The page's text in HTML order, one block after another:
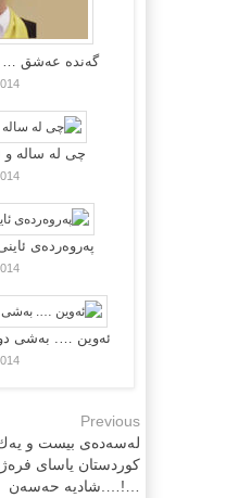
گه‌نده‌ عه‌شق …
چی لە سالە و
پەروەردەی
ئەوین …. بەشی
Previous
لەسەدەى بیست و یەك
كوردستان یاساى
…!….شادیە حەسەن